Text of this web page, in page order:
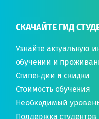
СКАЧАЙТЕ ГИД
Узнайте актуальную
обучении и
Стипендии и скидки
Стоимость обучения
Необходимый
Поддержка студентов